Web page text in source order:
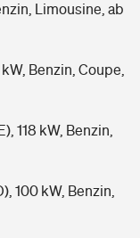
Limousine, ab
Benzin, Coupe,
118 kW, Benzin,
100 kW, Benzin,